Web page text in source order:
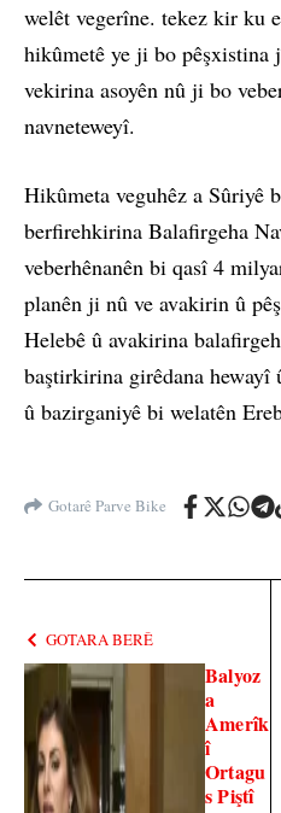
welêt vegerîne. tekez kir ku
hikûmetê ye ji bo pêşxistina
vekirina asoyên nû ji bo
navneteweyî.
Hikûmeta veguhêz a Sûriyê
berfirehkirina Balafirgeha
veberhênanên bi qasî 4
planên ji nû ve avakirin û
Helebê û avakirina
baştirkirina girêdana hewayî
û bazirganiyê bi welatên
Gotarê Parve Bike
GOTARA BERÊ
Balyoz
a
Amerîk
î
Ortagu
s Piştî